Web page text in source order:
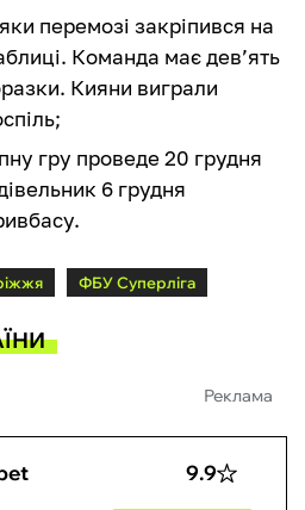
перемозі закріпився на
Команда має дев’ять
Кияни виграли
гру проведе 20 грудня
6 грудня
ФБУ Суперліга
Реклама
9.9